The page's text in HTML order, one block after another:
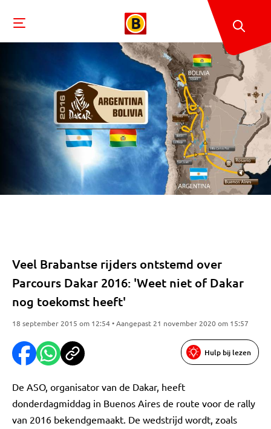
Veel Brabantse rijders ontstemd over
Parcours Dakar 2016: 'Weet niet of Dakar
nog toekomst heeft'
18 september 2015 om 12:54 • Aangepast 21 november 2020 om 15:57
Hulp bij lezen
De ASO, organisator van de Dakar, heeft
donderdagmiddag in Buenos Aires de route voor de rally
van 2016 bekendgemaakt. De wedstrijd wordt, zoals